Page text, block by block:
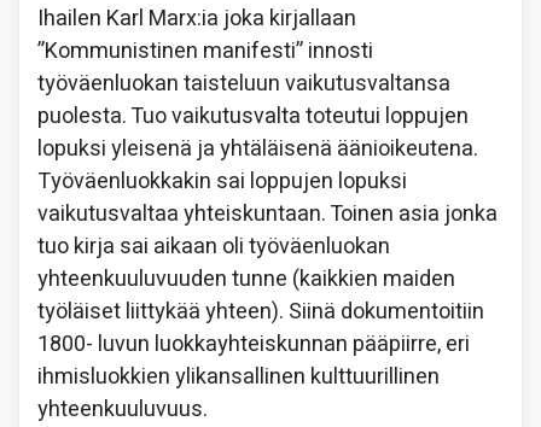
Ihailen Karl Marx:ia joka kirjallaan
”Kommunistinen manifesti” innosti
työväenluokan taisteluun vaikutusvaltansa
puolesta. Tuo vaikutusvalta toteutui loppujen
lopuksi yleisenä ja yhtäläisenä äänioikeutena.
Työväenluokkakin sai loppujen lopuksi
vaikutusvaltaa yhteiskuntaan. Toinen asia jonka
tuo kirja sai aikaan oli työväenluokan
yhteenkuuluvuuden tunne (kaikkien maiden
työläiset liittykää yhteen). Siinä dokumentoitiin
1800- luvun luokkayhteiskunnan pääpiirre, eri
ihmisluokkien ylikansallinen kulttuurillinen
yhteenkuuluvuus.